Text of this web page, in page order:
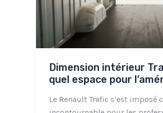
Dimension intérieur
quel espace pour
Le Renault Trafic s’est imposé